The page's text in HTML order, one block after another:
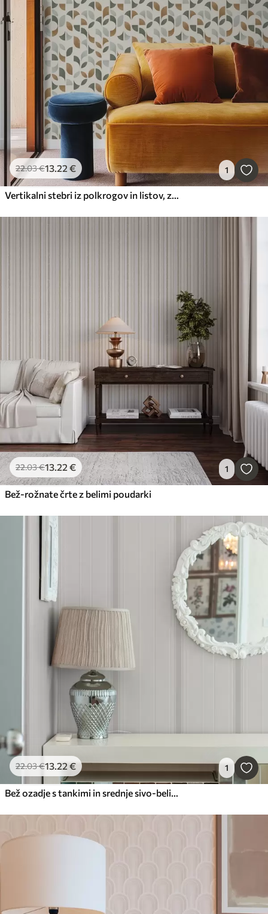
22.03€13.22 € 1
Vertikalni stebri iz polkrogov in listov, zeleno-terakota
22.03€13.22 € 1
Bež-rožnate črte z belimi poudarki
22.03€13.22€ 1
Bež ozadje s tankimi in srednje sivo-belimi črtami